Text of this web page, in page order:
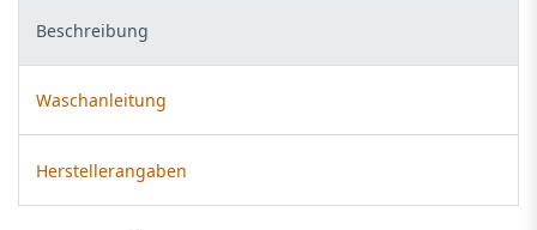
Beschreibung
Waschanleitung
Herstellerangaben